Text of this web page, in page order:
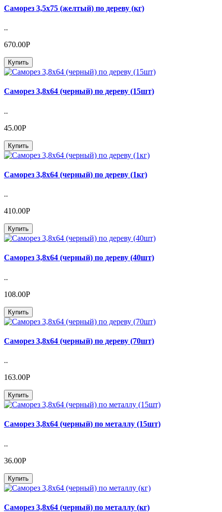
Саморез 3,5х75 (желтый) по дереву (кг)
..
670.00Р
Купить
Саморез 3,8х64 (черный) по дереву (15шт)
..
45.00Р
Купить
Саморез 3,8х64 (черный) по дереву (1кг)
..
410.00Р
Купить
Саморез 3,8х64 (черный) по дереву (40шт)
..
108.00Р
Купить
Саморез 3,8х64 (черный) по дереву (70шт)
..
163.00Р
Купить
Саморез 3,8х64 (черный) по металлу (15шт)
..
36.00Р
Купить
Саморез 3,8х64 (черный) по металлу (кг)